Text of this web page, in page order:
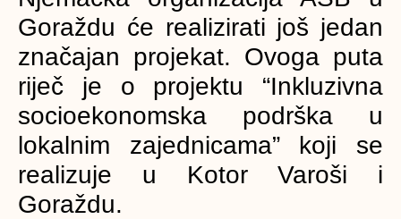
Goraždu će realizirati još jedan
značajan projekat. Ovoga puta
riječ je o projektu “Inkluzivna
socioekonomska podrška u
lokalnim zajednicama” koji se
realizuje u Kotor Varoši i
Goraždu.